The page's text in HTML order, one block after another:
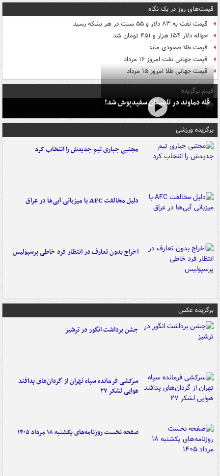
قیمت‌های روز در یک نگاه
قیمت نفت به ۸۳ دلار و ۵۵ سنت در هر بشکه رسید
حواله دلار ۱۵۴ هزار و ۴۵۱ تومان شد
قیمت طلا صعودی ماند
قیمت جهانی نفت امروز ۱۶ مرداد
قیمت جهانی طلا امروز ۱۵ مرداد
فیلم برگزیده
قله دماوند در تابستان سفیدپوش شد!
برگزیده ورزشی
مجتبی جباری تیم جدیدش را انتخاب کرد
دلیل مخالفت AFC با میزبانی آبی‌ها در عراق
اخراج بدون تعارف در انتظار فرد خاطی پرسپولیس
برگزیده عکس
جشن برداشت انگور در ترشیز
سرکشی فرمانده سپاه تهران از گردان‌های پدافند
هوایی لشکر ۲۷
صفحه نخست روزنامه‌های یکشنبه ۱۸ مرداد ۱۴۰۵